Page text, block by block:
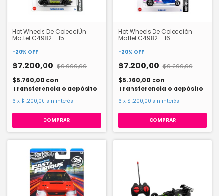
Hot Wheels De ColecciÛn
Mattel C4982 - 15
-20% OFF
$7.200,00 $9.000,00
$5.760,00 con
Transferencia o depósito
6 x $1.200,00 sin interés
COMPRAR
Hot Wheels De Colección
Mattel C4982 - 16
-20% OFF
$7.200,00 $9.000,00
$5.760,00 con
Transferencia o depósito
6 x $1.200,00 sin interés
COMPRAR